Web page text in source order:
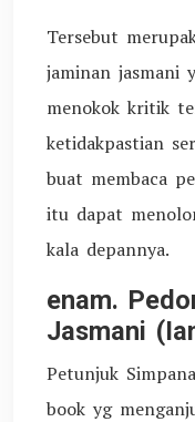
Tersebut
jaminan jasmani
menokok kritik
ketidakpastian
buat membaca
itu dapat
kala depannya.
enam.
Jasmani
Petunjuk
book yg